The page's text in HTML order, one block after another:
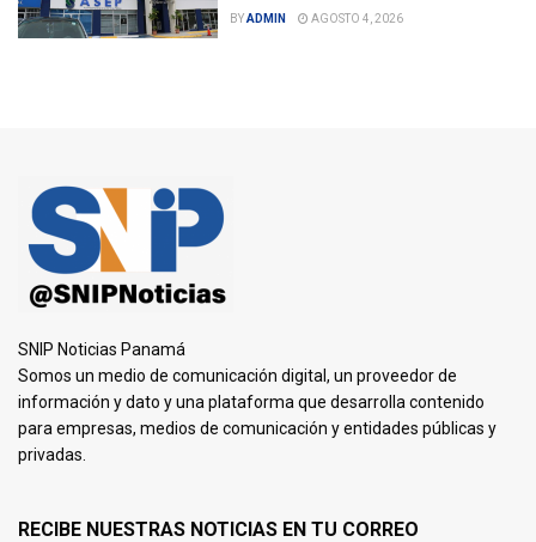
BYADMIN AGOSTO 4, 2026
SNIP Noticias Panamá
Somos un medio de comunicación digital, un proveedor de
información y dato y una plataforma que desarrolla contenido
para empresas, medios de comunicación y entidades públicas y
privadas.
RECIBE NUESTRAS NOTICIAS EN TU CORREO